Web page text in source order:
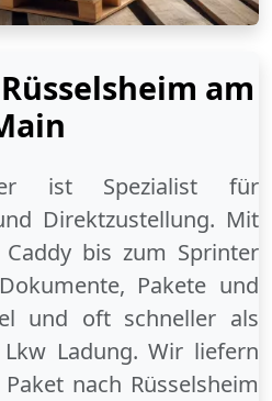
am
ist Spezialist für
Direktzustellung. Mit
bis zum Sprinter
Pakete und
und oft schneller als
Ladung. Wir liefern
nach Rüsselsheim